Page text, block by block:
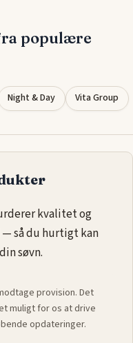
populære
Night & Day Vita Group
kvalitet og
så du hurtigt kan
søvn.
provision. Det
muligt for os at drive
opdateringer.